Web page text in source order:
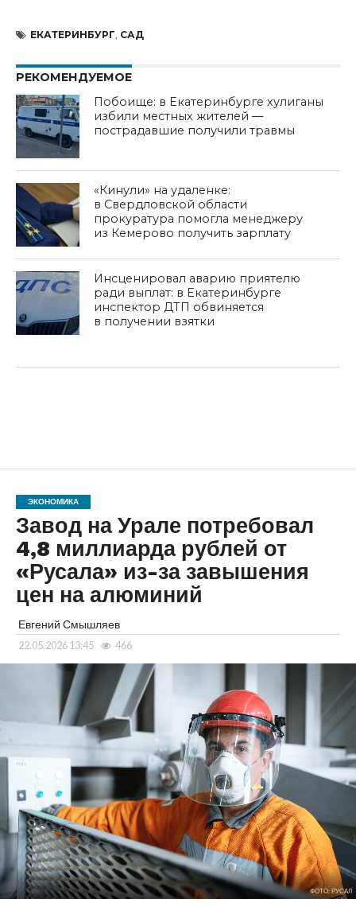
ЕКАТЕРИНБУРГ САД
РЕКОМЕНДУЕМОЕ
Побоище: в Екатеринбурге хулиганы
избили местных жителей —
пострадавшие получили травмы
«Кинули» на удаленке:
в Свердловской области
прокуратура помогла менеджеру
из Кемерово получить зарплату
Инсценировал аварию приятелю
ради выплат: в Екатеринбурге
инспектор ДТП обвиняется
в получении взятки
ЭКОНОМИКА
Завод на Урале потребовал
4,8 миллиарда рублей от
«Русала» из-за завышения
цен на алюминий
Евгений Смышляев
22.05.2026 13:45 466
ФОТО: РУСАЛ